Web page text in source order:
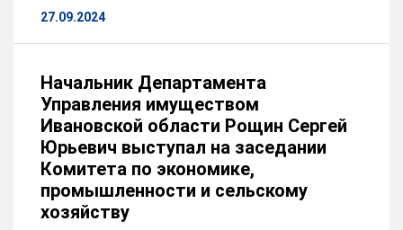
27.09.2024
Начальник Департамента
Управления имуществом
Ивановской области Рощин Сергей
Юрьевич выступал на заседании
Комитета по экономике,
промышленности и сельскому
хозяйству